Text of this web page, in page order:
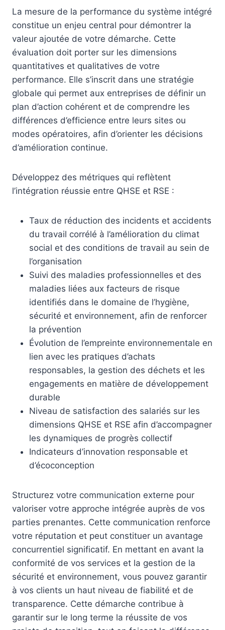
La mesure de la performance du système intégré
constitue un enjeu central pour démontrer la
valeur ajoutée de votre démarche. Cette
évaluation doit porter sur les dimensions
quantitatives et qualitatives de votre
performance. Elle s’inscrit dans une stratégie
globale qui permet aux entreprises de définir un
plan d’action cohérent et de comprendre les
différences d’efficience entre leurs sites ou
modes opératoires, afin d’orienter les décisions
d’amélioration continue.
Développez des métriques qui reflètent
l’intégration réussie entre QHSE et RSE :
Taux de réduction des incidents et accidents
du travail corrélé à l’amélioration du climat
social et des conditions de travail au sein de
l’organisation
Suivi des maladies professionnelles et des
maladies liées aux facteurs de risque
identifiés dans le domaine de l’hygiène,
sécurité et environnement, afin de renforcer
la prévention
Évolution de l’empreinte environnementale en
lien avec les pratiques d’achats
responsables, la gestion des déchets et les
engagements en matière de développement
durable
Niveau de satisfaction des salariés sur les
dimensions QHSE et RSE afin d’accompagner
les dynamiques de progrès collectif
Indicateurs d’innovation responsable et
d’écoconception
Structurez votre communication externe pour
valoriser votre approche intégrée auprès de vos
parties prenantes. Cette communication renforce
votre réputation et peut constituer un avantage
concurrentiel significatif. En mettant en avant la
conformité de vos services et la gestion de la
sécurité et environnement, vous pouvez garantir
à vos clients un haut niveau de fiabilité et de
transparence. Cette démarche contribue à
garantir sur le long terme la réussite de vos